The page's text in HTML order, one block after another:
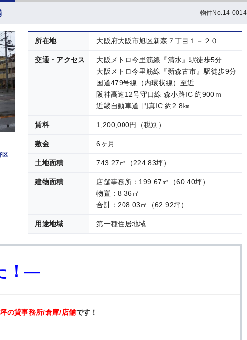
物件No.14-0014
区
所在地 大阪府大阪市旭区新森７丁目１－２０
交通・アクセス
大阪メトロ今里筋線『清水』駅徒歩5分
大阪メトロ今里筋線『新森古市』駅徒歩9分
国道479号線（内環状線）至近
阪神高速12号守口線 森小路IC 約900ｍ
近畿自動車道 門真IC 約2.8㎞
賃料 1,200,000円（税別）
敷金 6ヶ月
土地面積 743.27㎡（224.83坪）
建物面積
店舗事務所：199.67㎡（60.40坪）
物置：8.36㎡
合計：208.03㎡（62.92坪）
用途地域 第一種住居地域
！—
の貸事務所/倉庫/店舗です！